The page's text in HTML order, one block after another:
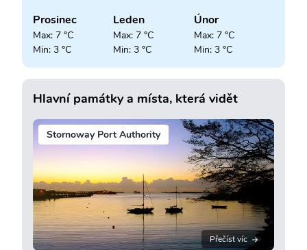
Prosinec
Max: 7 °C
Min: 3 °C
Leden
Max: 7 °C
Min: 3 °C
Únor
Max: 7 °C
Min: 3 °C
Hlavní památky a místa, která vidět
Stornoway Port Authority
Přečíst víc